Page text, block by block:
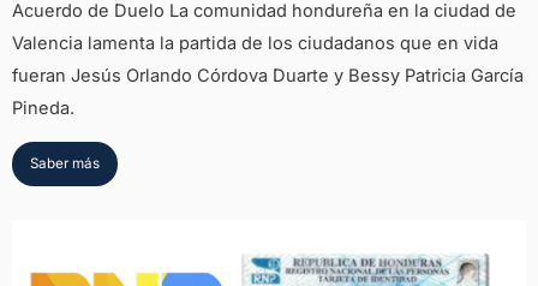
Acuerdo de Duelo La comunidad hondureña en la ciudad de
Valencia lamenta la partida de los ciudadanos que en vida
fueran Jesús Orlando Córdova Duarte y Bessy Patricia García
Pineda.
Saber más